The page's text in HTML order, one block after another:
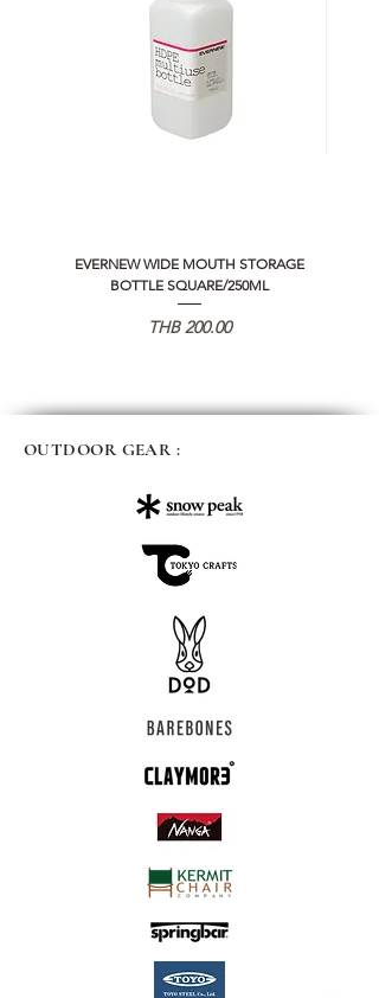
EVERNEW WIDE MOUTH STORAGE
BOTTLE SQUARE/250ML
가격
THB 200.00
OUTDOOR GEAR :